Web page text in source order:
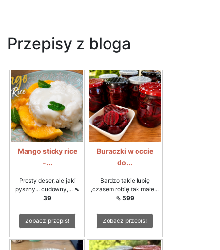
Przepisy z bloga
Mango sticky rice
-...
Prosty deser, ale jaki
pyszny... cudowny,... ⇖
39
Zobacz przepis!
Buraczki w occie
do...
Bardzo takie lubię
,czasem robię tak małe...
⇖ 599
Zobacz przepis!